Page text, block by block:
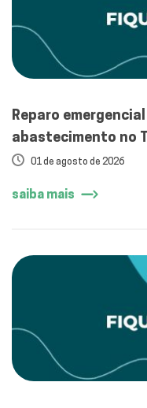
Reparo
abastecimento no
01 de agosto de 2026
saiba mais